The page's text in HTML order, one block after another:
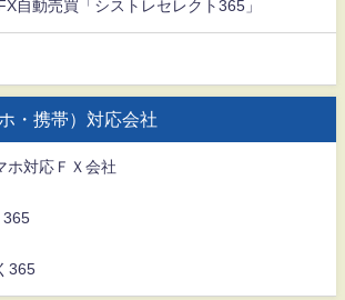
自動売買「シストレセレクト365」
・携帯）対応会社
対応ＦＸ会社
365
365